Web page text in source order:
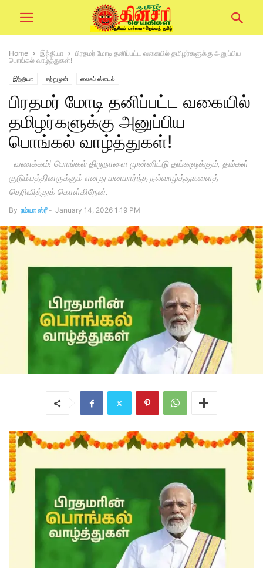
Home இந்தியா
பிரதமர் மோடி தனிப்பட்ட வகையில் தமிழர்களுக்கு அனுப்பிய
பொங்கல் வாழ்த்துகள்!
இந்தியா சற்றுமுன் லைஃப் ஸ்டைல்
பிரதமர் மோடி தனிப்பட்ட வகையில்
தமிழர்களுக்கு அனுப்பிய
பொங்கல் வாழ்த்துகள்!
வணக்கம்! பொங்கல் திருநாளை முன்னிட்டு தங்களுக்கும், தங்கள்
குடும்பத்தினருக்கும் எனது மனமார்ந்த நல்வாழ்த்துகளைத்
தெரிவித்துக் கொள்கிறேன்.
By ரம்யா ஸ்ரீ - January 14, 2026 1:19 PM